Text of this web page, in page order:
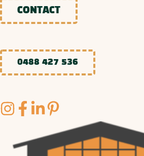
CONTACT
0488 427 536